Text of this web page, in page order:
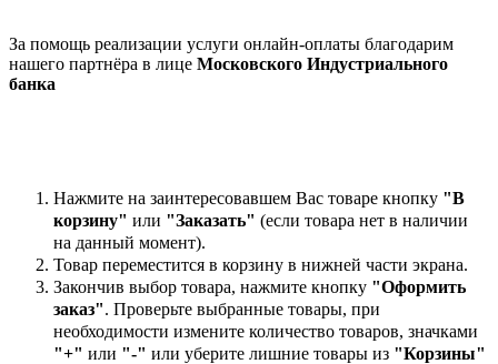
За помощь реализации услуги онлайн-оплаты благодарим
нашего партнёра в лице Московского Индустриального
банка
Нажмите на заинтересовавшем Вас товаре кнопку "В
корзину" или "Заказать" (если товара нет в наличии
на данный момент).
Товар переместится в корзину в нижней части экрана.
Закончив выбор товара, нажмите кнопку "Оформить
заказ". Проверьте выбранные товары, при
необходимости измените количество товаров, значками
"+" или "-" или уберите лишние товары из "Корзины"